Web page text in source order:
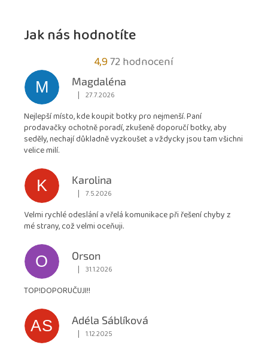
Jak nás hodnotíte
4,9Průměrné
hodnocení
obchodu
4,9
z
72 hodnocení
M
Magdaléna
Hodnocení obchodu je 5 z 5 hvězdiček.
| 27.7.2026
Nejlepší místo, kde koupit botky pro nejmenší. Paní
prodavačky ochotně poradí, zkušeně doporučí botky, aby
seděly, nechají důkladně vyzkoušet a vždycky jsou tam všichni
velice milí.
K
Karolina
Hodnocení obchodu je 5 z 5 hvězdiček.
| 7.5.2026
Velmi rychlé odeslání a vřelá komunikace při řešení chyby z
mé strany, což velmi oceňuji.
O
Orson
Hodnocení obchodu je 5 z 5 hvězdiček.
| 31.1.2026
TOP!DOPORUČUJI!!
AS
Adéla Sáblíková
Hodnocení obchodu je 5 z 5 hvězdiček.
| 1.12.2025